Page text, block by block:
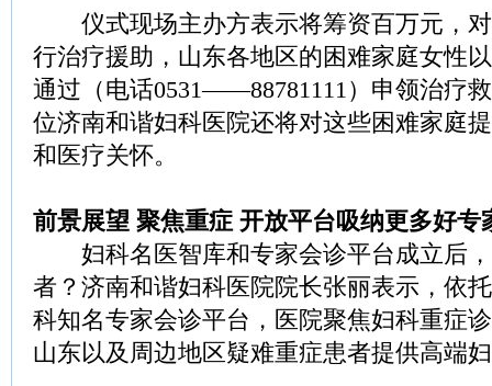
仪式现场主办方表示将筹资百万元，对
行治疗援助，山东各地区的困难家庭女性
通过（电话0531——88781111）申领治疗
位济南和谐妇科医院还将对这些困难家庭
和医疗关怀。
前景展望 聚焦重症 开放平台吸纳更多好专
妇科名医智库和专家会诊平台成立后，
者？济南和谐妇科医院院长张丽表示，依
科知名专家会诊平台，医院聚焦妇科重症
山东以及周边地区疑难重症患者提供高端